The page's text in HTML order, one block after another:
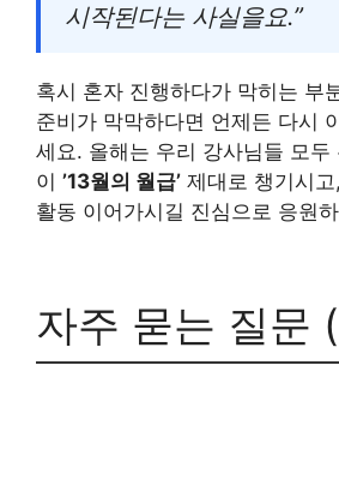
시작된다는 사실을요.”
혹시 혼자 진행하다가 막히는 부
준비가 막막하다면 언제든 다시
세요. 올해는 우리 강사님들 모두
이 ’13월의 월급’ 제대로 챙기시
활동 이어가시길 진심으로 응원
자주 묻는 질문